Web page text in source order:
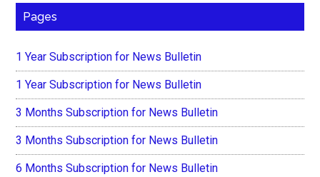
Pages
1 Year Subscription for News Bulletin
1 Year Subscription for News Bulletin
3 Months Subscription for News Bulletin
3 Months Subscription for News Bulletin
6 Months Subscription for News Bulletin